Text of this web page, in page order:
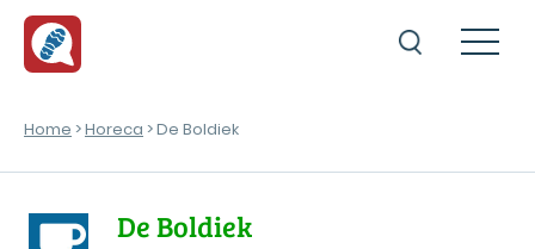
Home >Horeca > De Boldiek
De Boldiek